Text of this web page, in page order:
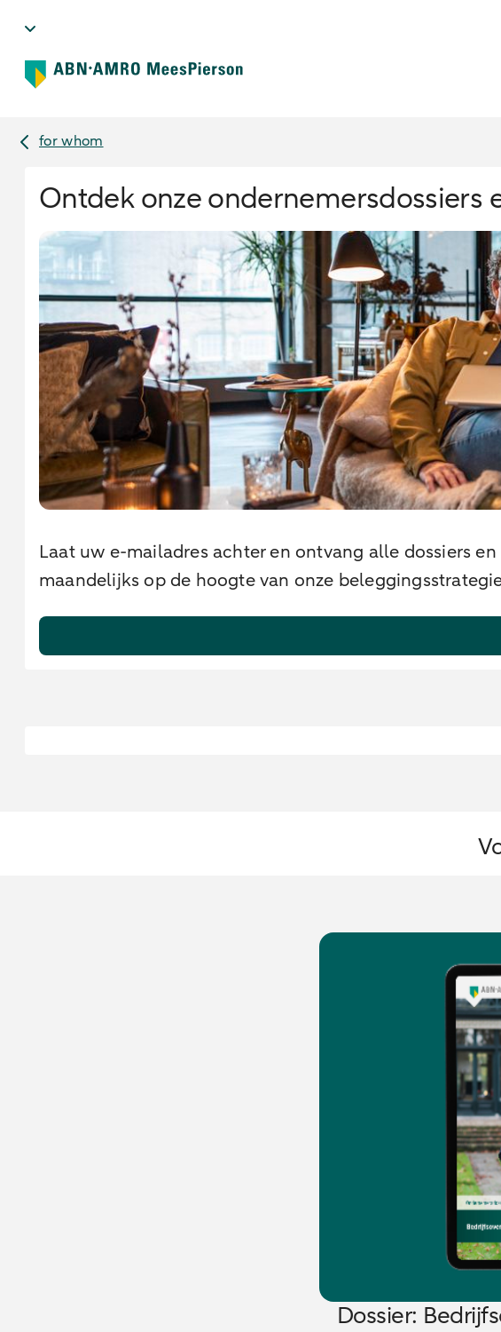
for whom
Ontdek onze ondernemersdossiers
Laat uw e-mailadres achter en ontvang alle dossiers
maandelijks op de hoogte van onze
Dossier: